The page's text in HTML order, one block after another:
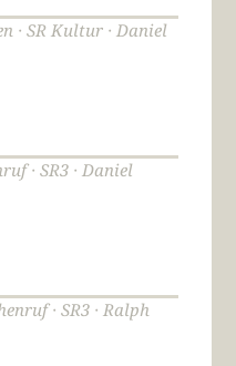
· SR Kultur · Daniel
· SR3 · Daniel
· SR3 · Ralph